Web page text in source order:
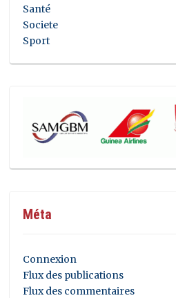
Santé
Societe
Sport
Méta
Connexion
Flux des publications
Flux des commentaires